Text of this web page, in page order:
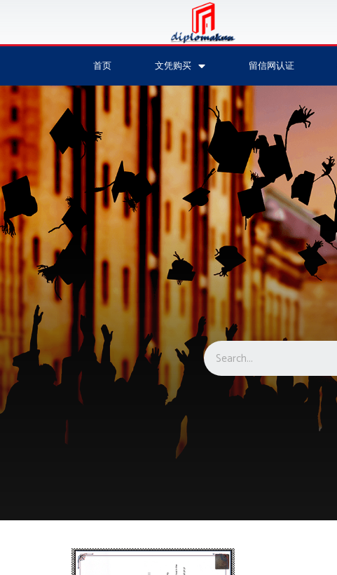
首页 文凭购买 留信网认证